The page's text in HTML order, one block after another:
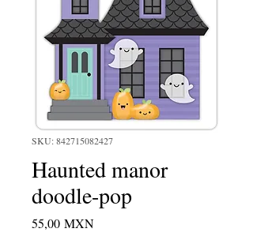
SKU: 842715082427
Haunted manor
doodle-pop
55,00 MXNPrecio